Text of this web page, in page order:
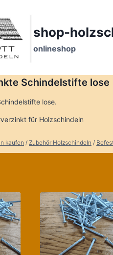
shop-
onlineshop
Schindelstifte lose
lose.
für Holzschindeln
kaufen / Zubehör Holzschindeln /